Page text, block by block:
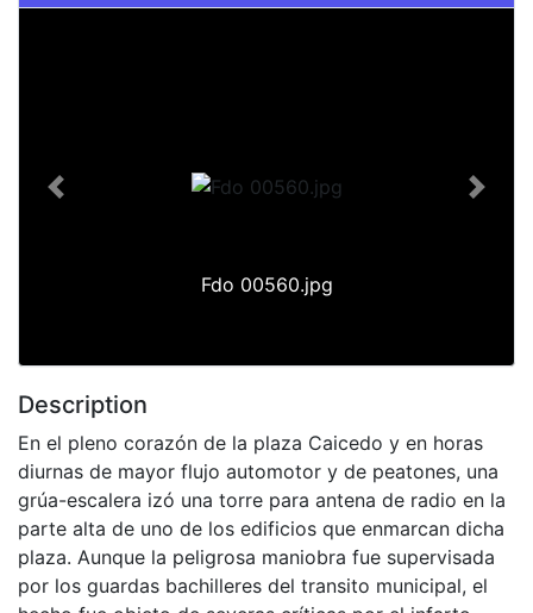
Fdo 00560.jpg
Previous Next
Description
En el pleno corazón de la plaza Caicedo y en horas
diurnas de mayor flujo automotor y de peatones, una
grúa-escalera izó una torre para antena de radio en la
parte alta de uno de los edificios que enmarcan dicha
plaza. Aunque la peligrosa maniobra fue supervisada
por los guardas bachilleres del transito municipal, el